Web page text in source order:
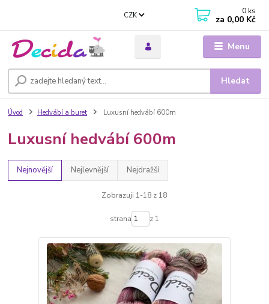
Menu
CZK
Hledat
0 ks
za 0,00 Kč
Úvod Hedvábí a buret Luxusní hedvábí 600m
Luxusní hedvábí 600m
Nejnovější Nejlevnější Nejdražší
Zobrazuji 1-18 z 18
strana z 1